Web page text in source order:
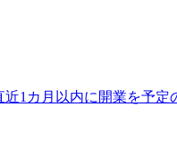
直近1カ月以内に開業